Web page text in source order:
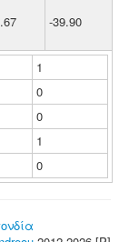
-39.90
1
0
0
1
0